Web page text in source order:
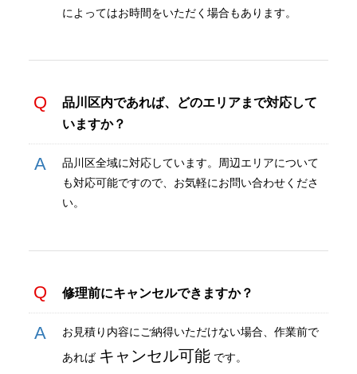
によってはお時間をいただく場合もあります。
品川区内であれば、どのエリアまで対応して
いますか？
品川区全域に対応しています。周辺エリアについて
も対応可能ですので、お気軽にお問い合わせくださ
い。
修理前にキャンセルできますか？
お見積り内容にご納得いただけない場合、作業前で
あれば キャンセル可能 です。